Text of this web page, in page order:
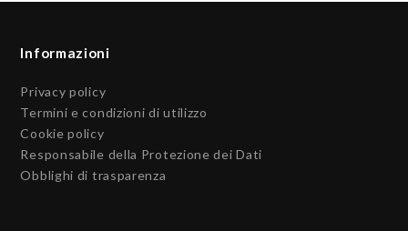
Informazioni
Privacy policy
Termini e condizioni di utilizzo
Cookie policy
Responsabile della Protezione dei Dati
Obblighi di trasparenza